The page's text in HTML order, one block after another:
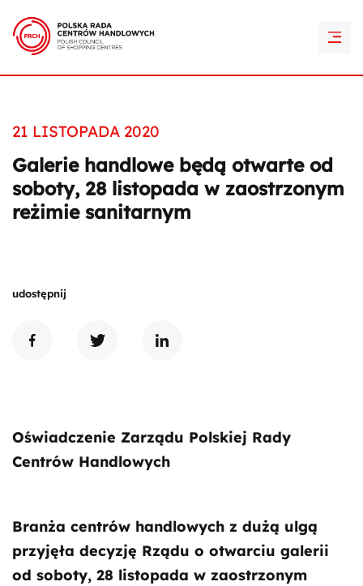
21 LISTOPADA 2020
Galerie handlowe będą otwarte od
soboty, 28 listopada w zaostrzonym
reżimie sanitarnym
udostępnij
Oświadczenie Zarządu Polskiej Rady
Centrów Handlowych
Branża centrów handlowych z dużą ulgą
przyjęła decyzję Rządu o otwarciu galerii
od soboty, 28 listopada w zaostrzonym